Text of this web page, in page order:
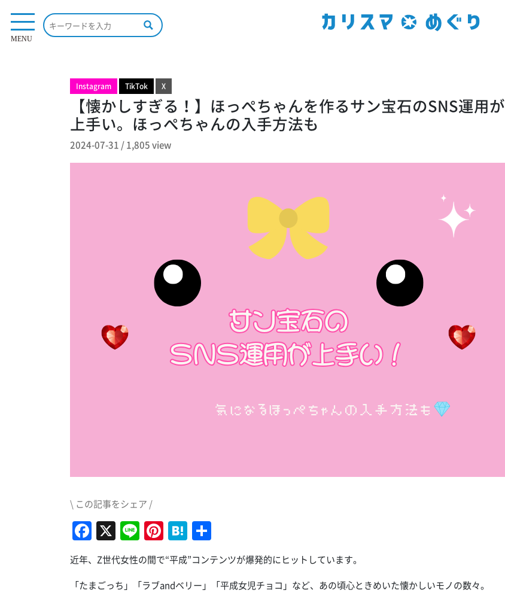
MENU
Instagram TikTok X
【懐かしすぎる！】ほっぺちゃんを作るサン宝石のSNS運用が
上手い。ほっぺちゃんの入手方法も
2024-07-31 /1,805 view
\ この記事をシェア /
Facebook
X LinePinterest
Hatena
有
近年、Z世代女性の間で“平成”コンテンツが爆発的にヒットしています。
「たまごっち」「ラブandベリー」「平成女児チョコ」など、あの頃心ときめいた懐かしいモノの数々。